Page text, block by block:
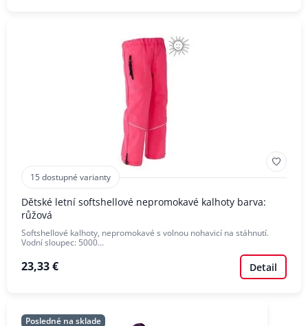
15 dostupné varianty
Dětské letní softshellové nepromokavé kalhoty barva:
růžová
Softshellové kalhoty, nepromokavé s volnou nohavicí na stáhnutí.
Vodní sloupec: 5000…
23,33 € Detail
Posledné na sklade